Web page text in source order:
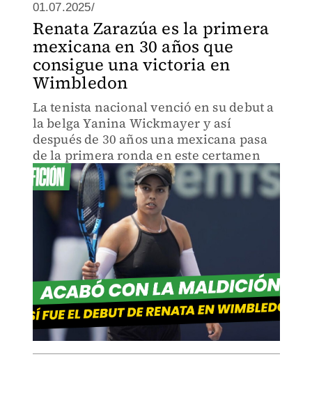
01.07.2025/
Renata Zarazúa es la primera
mexicana en 30 años que
consigue una victoria en
Wimbledon
La tenista nacional venció en su debut a
la belga Yanina Wickmayer y así
después de 30 años una mexicana pasa
de la primera ronda en este certamen